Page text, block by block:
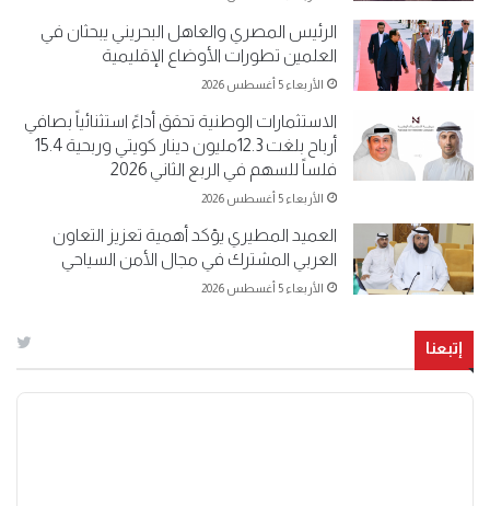
الرئيس المصري والعاهل البحريني يبحثان في
العلمين تطورات الأوضاع الإقليمية
الأربعاء 5 أغسطس 2026
الاستثمارات الوطنية تحقق أداءً استثنائياً بصافي
أرباح بلغت 12.3مليون دينار كويتي وربحية 15.4
فلساً للسهم في الربع الثاني 2026
الأربعاء 5 أغسطس 2026
العميد المطيري يؤكد أهمية تعزيز التعاون
العربي المشترك في مجال الأمن السياحي
الأربعاء 5 أغسطس 2026
إتبعنا